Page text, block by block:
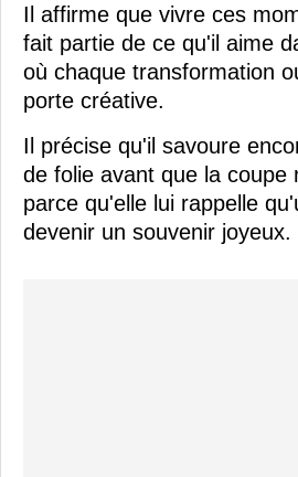
Il affirme que vivre ces
fait partie de ce qu'il aime
où chaque transformation
porte créative.
Il précise qu'il savoure
de folie avant que la coupe
parce qu'elle lui rappelle
devenir un souvenir joyeux.